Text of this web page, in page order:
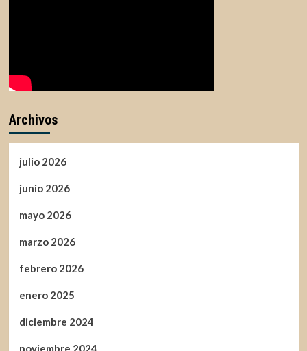
Archivos
julio 2026
junio 2026
mayo 2026
marzo 2026
febrero 2026
enero 2025
diciembre 2024
noviembre 2024